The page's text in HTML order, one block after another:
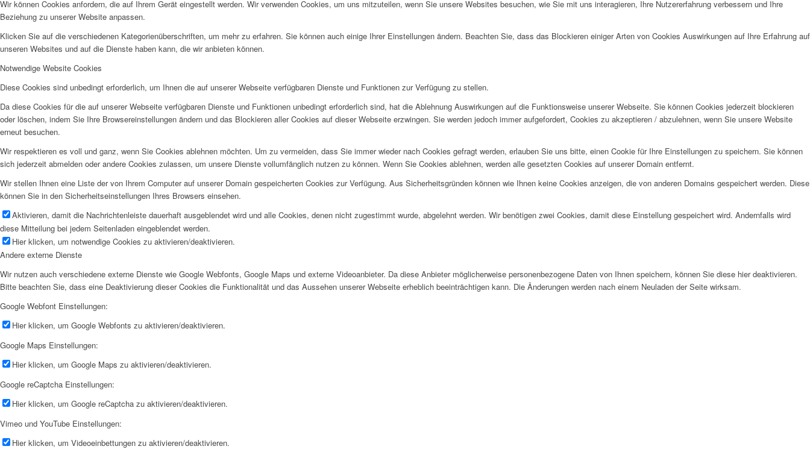
Wir können Cookies anfordern, die auf Ihrem Gerät eingestellt werden. Wir verwenden Cookies, um uns mitzuteilen, wenn Sie unsere Websites besuchen, wie Sie mit uns interagieren, Ihre Nutzererfahrung verbessern und Ihre
Beziehung zu unserer Website anpassen.
Klicken Sie auf die verschiedenen Kategorienüberschriften, um mehr zu erfahren. Sie können auch einige Ihrer Einstellungen ändern. Beachten Sie, dass das Blockieren einiger Arten von Cookies Auswirkungen auf Ihre Erfahrung auf
unseren Websites und auf die Dienste haben kann, die wir anbieten können.
Notwendige Website Cookies
Diese Cookies sind unbedingt erforderlich, um Ihnen die auf unserer Webseite verfügbaren Dienste und Funktionen zur Verfügung zu stellen.
Da diese Cookies für die auf unserer Webseite verfügbaren Dienste und Funktionen unbedingt erforderlich sind, hat die Ablehnung Auswirkungen auf die Funktionsweise unserer Webseite. Sie können Cookies jederzeit blockieren
oder löschen, indem Sie Ihre Browsereinstellungen ändern und das Blockieren aller Cookies auf dieser Webseite erzwingen. Sie werden jedoch immer aufgefordert, Cookies zu akzeptieren / abzulehnen, wenn Sie unsere Website
erneut besuchen.
Wir respektieren es voll und ganz, wenn Sie Cookies ablehnen möchten. Um zu vermeiden, dass Sie immer wieder nach Cookies gefragt werden, erlauben Sie uns bitte, einen Cookie für Ihre Einstellungen zu speichern. Sie können
sich jederzeit abmelden oder andere Cookies zulassen, um unsere Dienste vollumfänglich nutzen zu können. Wenn Sie Cookies ablehnen, werden alle gesetzten Cookies auf unserer Domain entfernt.
Wir stellen Ihnen eine Liste der von Ihrem Computer auf unserer Domain gespeicherten Cookies zur Verfügung. Aus Sicherheitsgründen können wie Ihnen keine Cookies anzeigen, die von anderen Domains gespeichert werden. Diese
können Sie in den Sicherheitseinstellungen Ihres Browsers einsehen.
Aktivieren, damit die Nachrichtenleiste dauerhaft ausgeblendet wird und alle Cookies, denen nicht zugestimmt wurde, abgelehnt werden. Wir benötigen zwei Cookies, damit diese Einstellung gespeichert wird. Andernfalls wird
diese Mitteilung bei jedem Seitenladen eingeblendet werden.
Hier klicken, um notwendige Cookies zu aktivieren/deaktivieren.
Andere externe Dienste
Wir nutzen auch verschiedene externe Dienste wie Google Webfonts, Google Maps und externe Videoanbieter. Da diese Anbieter möglicherweise personenbezogene Daten von Ihnen speichern, können Sie diese hier deaktivieren.
Bitte beachten Sie, dass eine Deaktivierung dieser Cookies die Funktionalität und das Aussehen unserer Webseite erheblich beeinträchtigen kann. Die Änderungen werden nach einem Neuladen der Seite wirksam.
Google Webfont Einstellungen:
Hier klicken, um Google Webfonts zu aktivieren/deaktivieren.
Google Maps Einstellungen:
Hier klicken, um Google Maps zu aktivieren/deaktivieren.
Google reCaptcha Einstellungen:
Hier klicken, um Google reCaptcha zu aktivieren/deaktivieren.
Vimeo und YouTube Einstellungen:
Hier klicken, um Videoeinbettungen zu aktivieren/deaktivieren.